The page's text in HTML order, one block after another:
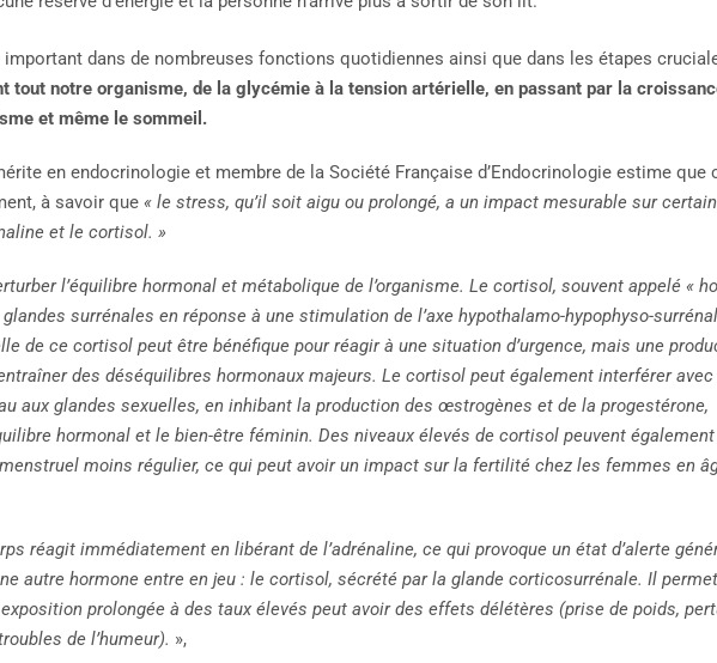
dans de nombreuses fonctions quotidiennes ainsi que dans les étapes
tout notre organisme, de la glycémie à la tension artérielle, en passant par la
et même le sommeil.
en endocrinologie et membre de la Société Française d’Endocrinologie estime que
à savoir que « le stress, qu’il soit aigu ou prolongé, a un impact mesurable sur
et le cortisol. »
l’équilibre hormonal et métabolique de l’organisme. Le cortisol, souvent appelé «
surrénales en réponse à une stimulation de l’axe hypothalamo-hypophyso-
de ce cortisol peut être bénéfique pour réagir à une situation d’urgence, mais une
des déséquilibres hormonaux majeurs. Le cortisol peut également interférer avec
aux glandes sexuelles, en inhibant la production des œstrogènes et de la progestérone,
hormonal et le bien-être féminin. Des niveaux élevés de cortisol peuvent
moins régulier, ce qui peut avoir un impact sur la fertilité chez les femmes en
réagit immédiatement en libérant de l’adrénaline, ce qui provoque un état d’alerte
autre hormone entre en jeu : le cortisol, sécrété par la glande corticosurrénale. Il
prolongée à des taux élevés peut avoir des effets délétères (prise de poids,
de l’humeur). »,